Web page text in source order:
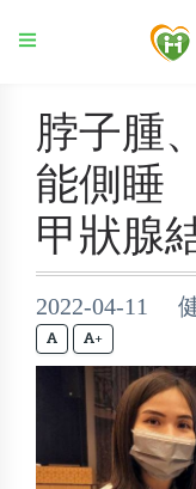
脖子腫
能側睡
甲狀腺
2022-04-11
+